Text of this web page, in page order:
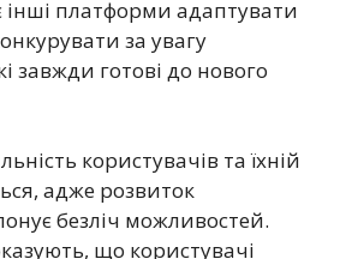
інші платформи адаптувати
за увагу
завжди готові до нового
користувачів та їхній
адже розвиток
безліч можливостей.
що користувачі